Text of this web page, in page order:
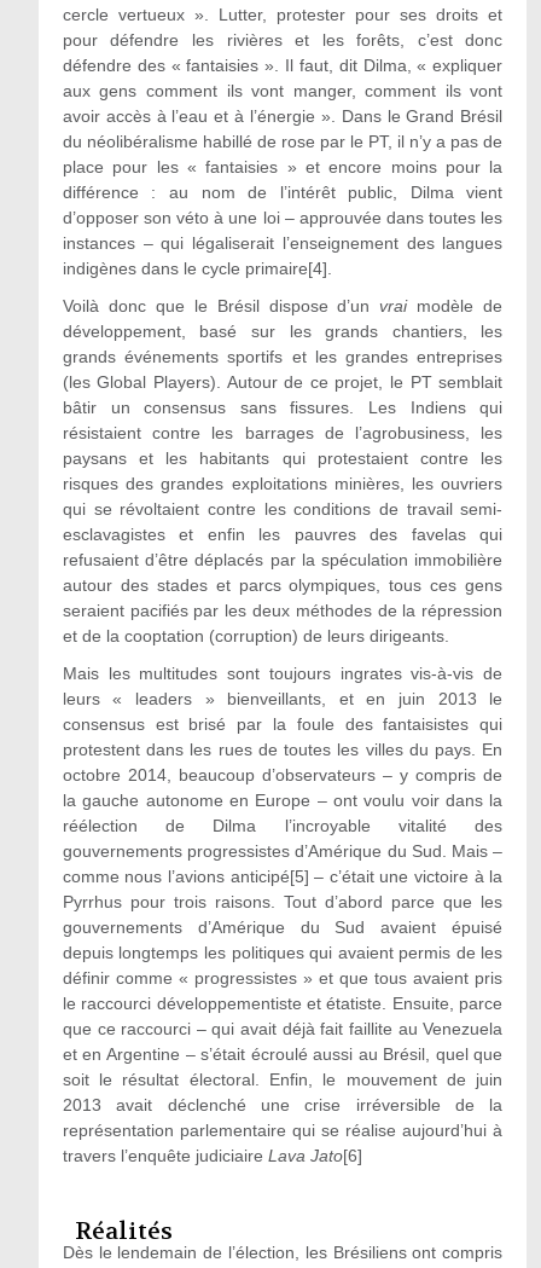
cercle vertueux ». Lutter, protester pour ses droits et
pour défendre les rivières et les forêts, c’est donc
défendre des « fantaisies ». Il faut, dit Dilma, « expliquer
aux gens comment ils vont manger, comment ils vont
avoir accès à l’eau et à l’énergie ». Dans le Grand Brésil
du néolibéralisme habillé de rose par le PT, il n’y a pas de
place pour les « fantaisies » et encore moins pour la
différence : au nom de l’intérêt public, Dilma vient
d’opposer son véto à une loi – approuvée dans toutes les
instances – qui légaliserait l’enseignement des langues
indigènes dans le cycle primaire[4]
Voilà donc que le Brésil dispose d’unvraimodèle de
développement, basé sur les grands chantiers, les
grands événements sportifs et les grandes entreprises
(les Global Players). Autour de ce projet, le PT semblait
bâtir un consensus sans fissures. Les Indiens qui
résistaient contre les barrages de l’agrobusiness, les
paysans et les habitants qui protestaient contre les
risques des grandes exploitations minières, les ouvriers
qui se révoltaient contre les conditions de travail semi-
esclavagistes et enfin les pauvres des favelas qui
refusaient d’être déplacés par la spéculation immobilière
autour des stades et parcs olympiques, tous ces gens
seraient pacifiés par les deux méthodes de la répression
et de la cooptation (corruption) de leurs dirigeants.
Mais les multitudes sont toujours ingrates vis-à-vis de
leurs « leaders » bienveillants, et en juin 2013 le
consensus est brisé par la foule des fantaisistes qui
protestent dans les rues de toutes les villes du pays. En
octobre 2014, beaucoup d’observateurs – y compris de
la gauche autonome en Europe – ont voulu voir dans la
réélection de Dilma l’incroyable vitalité des
gouvernements progressistes d’Amérique du Sud. Mais –
comme nous l’avions anticipé[5] – c’était une victoire à la
Pyrrhus pour trois raisons. Tout d’abord parce que les
gouvernements d’Amérique du Sud avaient épuisé
depuis longtemps les politiques qui avaient permis de les
définir comme « progressistes » et que tous avaient pris
le raccourci développementiste et étatiste. Ensuite, parce
que ce raccourci – qui avait déjà fait faillite au Venezuela
et en Argentine – s’était écroulé aussi au Brésil, quel que
soit le résultat électoral. Enfin, le mouvement de juin
2013 avait déclenché une crise irréversible de la
représentation parlementaire qui se réalise aujourd’hui à
travers l’enquête judiciaire Lava Jato[6]
Réalités
Dès le lendemain de l’élection, les Brésiliens ont compris